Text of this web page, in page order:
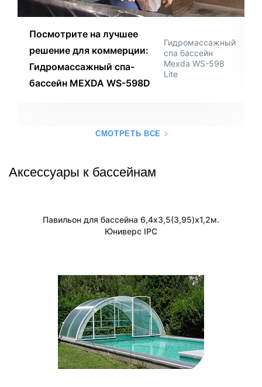
Посмотрите на лучшее
решение для коммерции:
Гидромассажный спа-
бассейн MEXDA WS-598D
Гидромассажный
спа бассейн
Mexda WS-598
Lite
СМОТРЕТЬ ВСЕ
Аксессуары к бассейнам
Павильон для бассейна 6,4х3,5(3,95)х1,2м.
Юниверс IPC